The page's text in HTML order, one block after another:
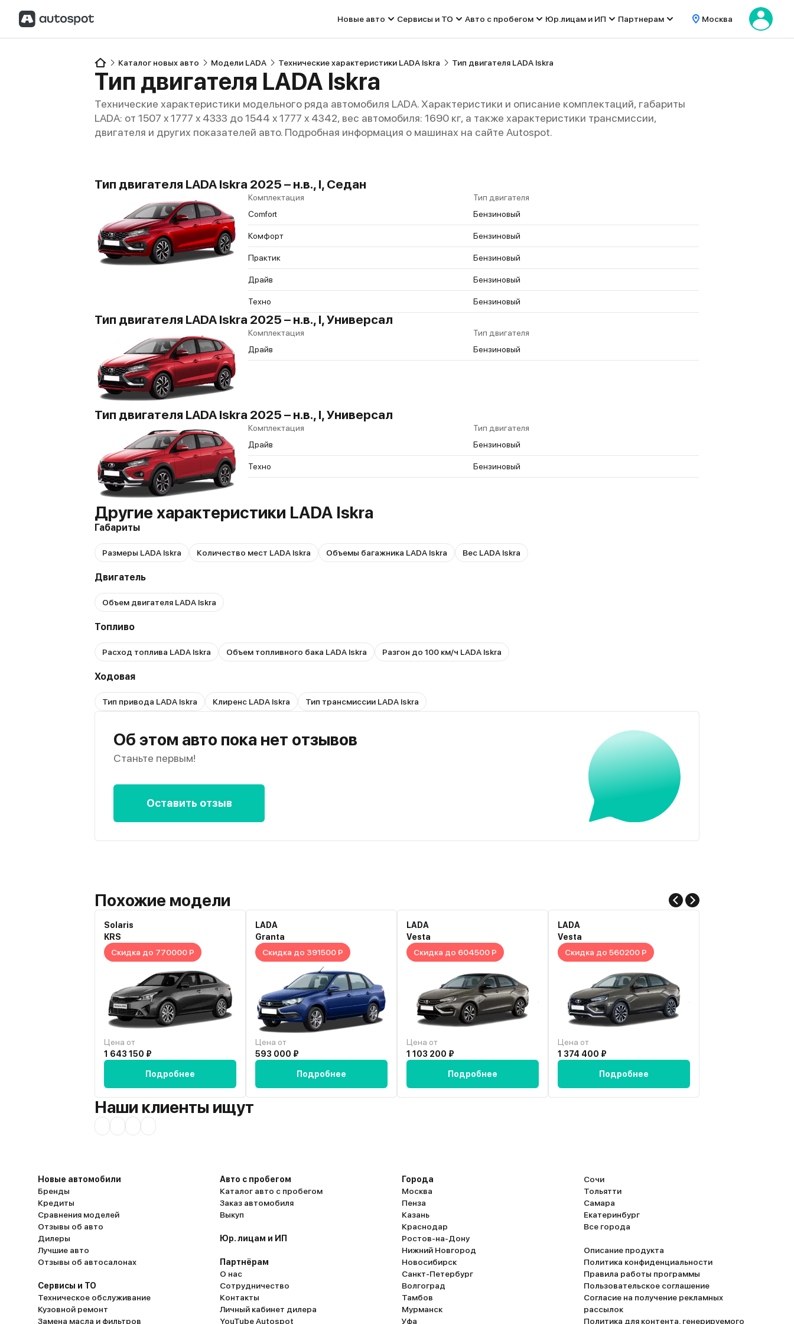
Новые авто Сервисы и ТО Авто с пробегом Юр.лицам и ИП Партнерам Москва
Каталог новых авто Модели LADA Технические характеристики LADA Iskra Тип двигателя LADA Iskra
Тип двигателя LADA Iskra
Технические характеристики модельного ряда автомобиля LADA. Характеристики и описание комплектаций, габариты
LADA: от 1507 x 1777 x 4333 до 1544 x 1777 x 4342, вес автомобиля: 1690 кг, а также характеристики трансмиссии,
двигателя и других показателей авто. Подробная информация о машинах на сайте Autospot.
Тип двигателя LADA Iskra 2025 – н.в., I, Седан
Комплектация
Тип двигателя
Comfort
Бензиновый
Комфорт Бензиновый
Практик Бензиновый
Драйв Бензиновый
Техно Бензиновый
Тип двигателя LADA Iskra 2025 – н.в., I, Универсал
Комплектация
Тип двигателя
Драйв
Бензиновый
Тип двигателя LADA Iskra 2025 – н.в., I, Универсал
Комплектация
Тип двигателя
Драйв
Бензиновый
Техно Бензиновый
Другие характеристики LADA Iskra
Габариты
Размеры LADA Iskra Количество мест LADA Iskra Объемы багажника LADA Iskra Вес LADA Iskra
Двигатель
Объем двигателя LADA Iskra
Топливо
Расход топлива LADA Iskra Объем топливного бака LADA Iskra Разгон до 100 км/ч LADA Iskra
Ходовая
Тип привода LADA Iskra Клиренс LADA Iskra Тип трансмиссии LADA Iskra
Об этом авто пока нет отзывов
Станьте первым!
Оставить отзыв
Похожие модели
Solaris
KRS
Скидка до 770000 Р
Цена от
1 643 150 ₽
Подробнее
LADA
Granta
Скидка до 391500 Р
Цена от
593 000 ₽
Подробнее
LADA
Vesta
Скидка до 604500 Р
Цена от
1 103 200 ₽
Подробнее
LADA
Vesta
Скидка до 560200 Р
Цена от
1 374 400 ₽
Подробнее
Наши клиенты ищут
Новые автомобили
Бренды
Кредиты
Сравнения моделей
Отзывы об авто
Дилеры
Лучшие авто
Отзывы об автосалонах
Сервисы и ТО
Техническое обслуживание
Кузовной ремонт
Замена масла и фильтров
Авто с пробегом
Каталог авто с пробегом
Заказ автомобиля
Выкуп
Юр. лицам и ИП
Партнёрам
О нас
Сотрудничество
Контакты
Личный кабинет дилера
YouTube Autospot
Города
Москва
Пенза
Казань
Краснодар
Ростов-на-Дону
Нижний Новгород
Новосибирск
Санкт-Петербург
Волгоград
Тамбов
Мурманск
Уфа
Сочи
Тольятти
Самара
Екатеринбург
Все города
Описание продукта
Политика конфиденциальности
Правила работы программы
Пользовательское соглашение
Согласие на получение рекламных
рассылок
Политика для контента, генерируемого